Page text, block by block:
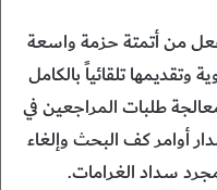
من أتمتة حزمة واسعة
وتقديمها تلقائياً بالكامل
طلبات المراجعين في
أوامر كف البحث وإلغاء
سداد الغرامات.